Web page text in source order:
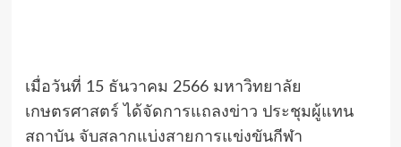
เมื่อวันที่ 15 ธันวาคม 2566 มหาวิทยาลัย
เกษตรศาสตร์ ได้จัดการแถลงข่าว ประชุมผู้แทน
สถาบัน จับสลากแบ่งสายการแข่งขันกีฬา